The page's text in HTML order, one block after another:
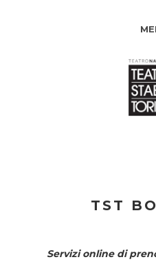
TST
Servizi online di